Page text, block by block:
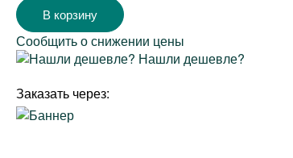
Сообщить о снижении цены
Нашли дешевле?
Заказать через: